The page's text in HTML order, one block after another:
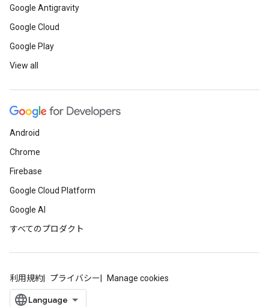
Google Antigravity
Google Cloud
Google Play
View all
Android
Chrome
Firebase
Google Cloud Platform
Google AI
すべてのプロダクト
利用規約 プライバシー Manage cookies